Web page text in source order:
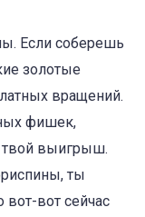
Если соберешь
золотые
вращений.
фишек,
твой выигрыш.
ты
вот-вот сейчас